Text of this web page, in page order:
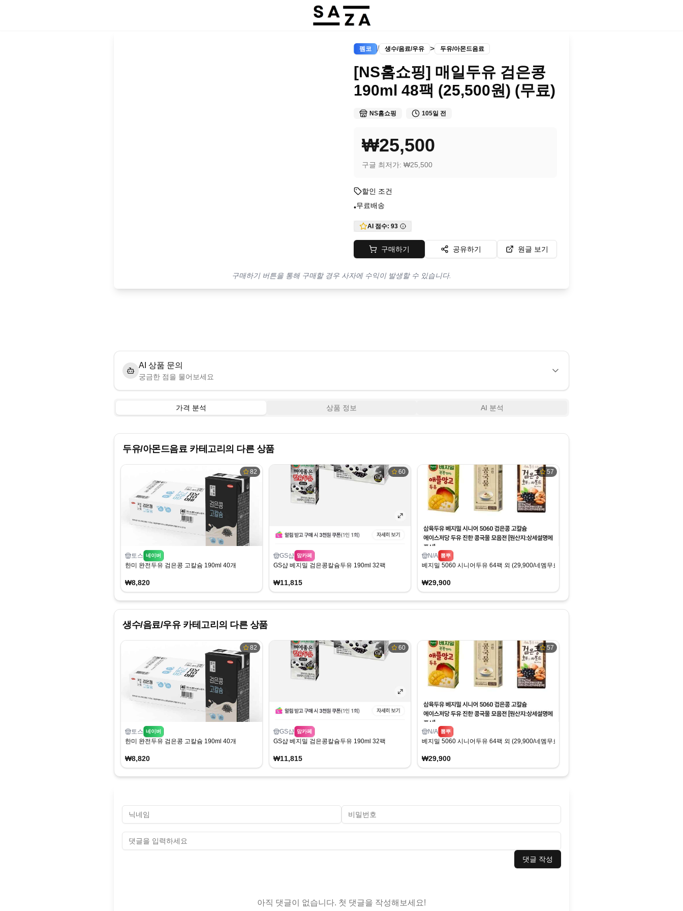
펨코 / 생수/음료/우유 > 두유/아몬드음료
[NS홈쇼핑] 매일두유 검은콩
190ml 48팩 (25,500원) (무료)
NS홈쇼핑 105일 전
₩25,500
구글 최저가: ₩25,500
할인 조건
•무료배송
AI 점수: 93
구매하기 공유하기 원글 보기
구매하기 버튼을 통해 구매할 경우 사자에 수익이 발생할 수 있습니다.
AI 상품 문의
궁금한 점을 물어보세요
가격 분석 상품 정보 AI 분석
두유/아몬드음료카테고리의 다른 상품
82
토스 네이버
한미 완전두유 검은콩 고칼슘 190ml 40개
₩8,820
60
GS샵 맘카페
GS샵 베지밀 검은콩칼슘두유 190ml 32팩
₩11,815
57
N/A 뽐뿌
베지밀 5060 시니어두유 64팩 외 (29,900/네멤무료)
₩29,900
생수/음료/우유카테고리의 다른 상품
82
토스 네이버
한미 완전두유 검은콩 고칼슘 190ml 40개
₩8,820
60
GS샵 맘카페
GS샵 베지밀 검은콩칼슘두유 190ml 32팩
₩11,815
57
N/A 뽐뿌
베지밀 5060 시니어두유 64팩 외 (29,900/네멤무료)
₩29,900
댓글 작성
아직 댓글이 없습니다. 첫 댓글을 작성해보세요!